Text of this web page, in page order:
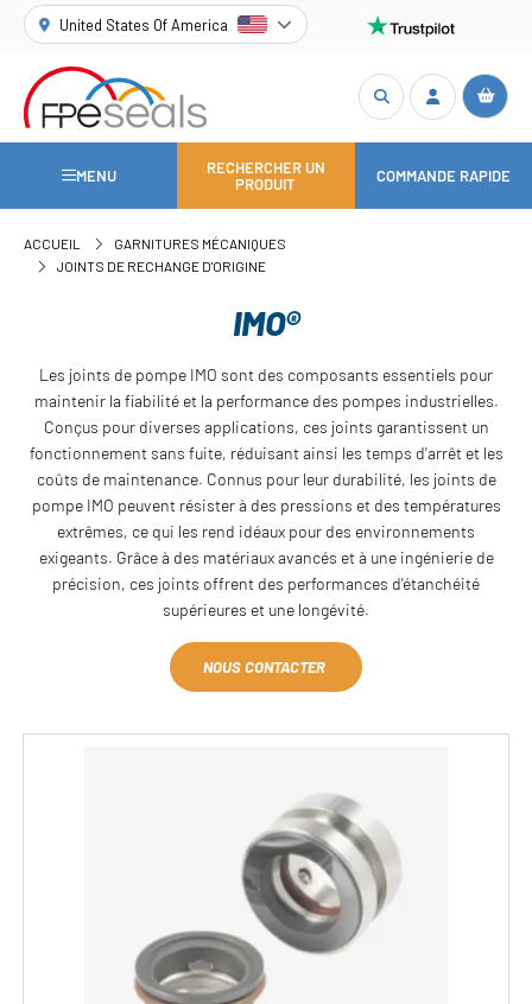
United States Of America
MENU
RECHERCHER UN
PRODUIT
COMMANDE RAPIDE
ACCUEIL
GARNITURES MÉCANIQUES
JOINTS DE RECHANGE D'ORIGINE
IMO®
Les joints de pompe IMO sont des composants essentiels pour
maintenir la fiabilité et la performance des pompes industrielles.
Conçus pour diverses applications, ces joints garantissent un
fonctionnement sans fuite, réduisant ainsi les temps d'arrêt et les
coûts de maintenance. Connus pour leur durabilité, les joints de
pompe IMO peuvent résister à des pressions et des températures
extrêmes, ce qui les rend idéaux pour des environnements
exigeants. Grâce à des matériaux avancés et à une ingénierie de
précision, ces joints offrent des performances d'étanchéité
supérieures et une longévité.
NOUS CONTACTER